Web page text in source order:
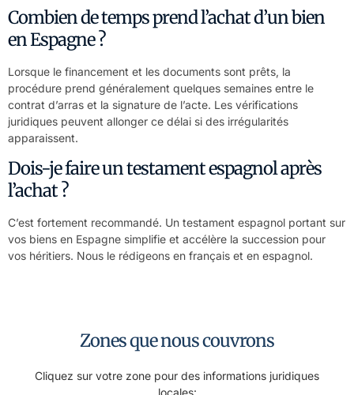
Combien de temps prend l’achat d’un bien
en Espagne ?
Lorsque le financement et les documents sont prêts, la
procédure prend généralement quelques semaines entre le
contrat d’arras et la signature de l’acte. Les vérifications
juridiques peuvent allonger ce délai si des irrégularités
apparaissent.
Dois-je faire un testament espagnol après
l’achat ?
C’est fortement recommandé. Un testament espagnol portant sur
vos biens en Espagne simplifie et accélère la succession pour
vos héritiers. Nous le rédigeons en français et en espagnol.
Zones que nous couvrons
Cliquez sur votre zone pour des informations juridiques
locales: